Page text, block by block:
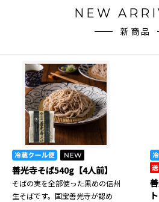
NEW
新商品
善光寺そば540g【4人前】
そばの実を全部使った黒めの信州
生そばです。国宝善光寺が認め